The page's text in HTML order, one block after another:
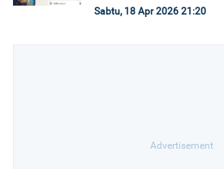
Sabtu, 18 Apr 2026 21:20